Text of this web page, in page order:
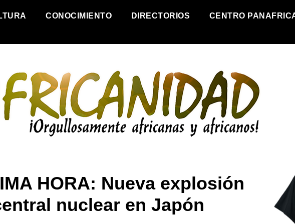
CONOCIMIENTO DIRECTORIOS CENTRO
HORA: Nueva explosión
nuclear en Japón